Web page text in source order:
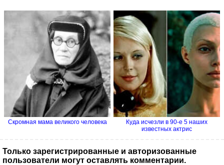
Скромная мама великого человека
Куда исчезли в 90-е 5 наших
известных актрис
Только зарегистрированные и авторизованные
пользователи могут оставлять комментарии.